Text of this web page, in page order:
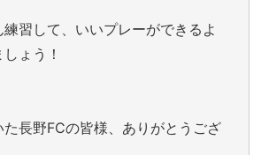
練習して、いいプレーができるよ
ょう！
た長野FCの皆様、ありがとうござ